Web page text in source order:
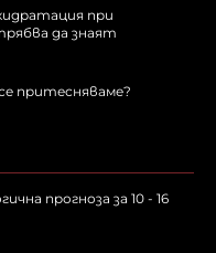
при
да знаят
притесняваме?
прогноза за 10 - 16